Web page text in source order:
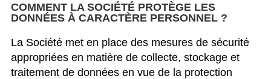
COMMENT LA SOCIÉTÉ PROTÈGE LES
DONNÉES À CARACTÈRE PERSONNEL ?
La Société met en place des mesures de sécurité
appropriées en matière de collecte, stockage et
traitement de données en vue de la protection